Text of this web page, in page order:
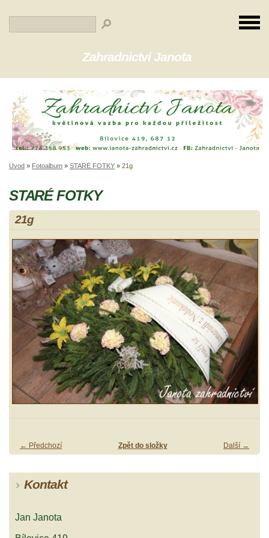
Zahradnictví Janota
Úvod » Fotoalbum » STARÉ FOTKY » 21g
STARÉ FOTKY
21g
← Předchozí Další →
Zpět do složky
Kontakt
Jan Janota